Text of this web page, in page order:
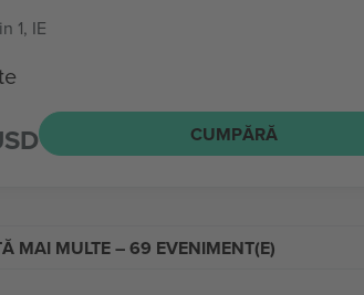
1, IE
CUMPĂRĂ
MAI MULTE – 69 EVENIMENT(E)